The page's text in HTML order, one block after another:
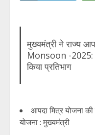
मुख्यमंत्री ने राज्य
Monsoon -2025:
किया प्रतिभाग
आपदा मित्र योजना
योजना : मुख्यमंत्री